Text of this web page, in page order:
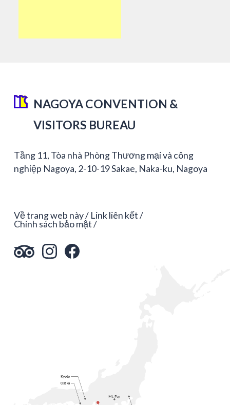
NAGOYA CONVENTION &
VISITORS BUREAU
Tầng 11, Tòa nhà Phòng Thương mại và công
nghiệp Nagoya, 2-10-19 Sakae, Naka-ku, Nagoya
Về trang web này Link liên kết
Chính sách bảo mật